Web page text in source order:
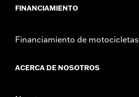
FINANCIAMIENTO
Financiamiento de motocicletas
ACERCA DE NOSOTROS